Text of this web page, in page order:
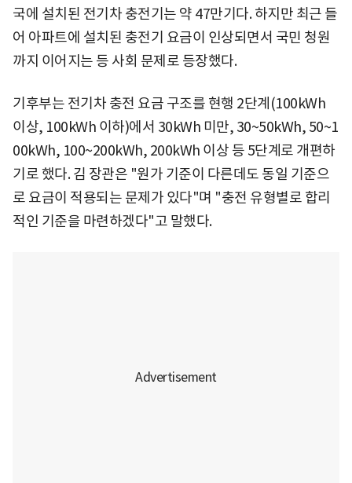
국에 설치된 전기차 충전기는 약 47만기다. 하지만 최근 들
어 아파트에 설치된 충전기 요금이 인상되면서 국민 청원
까지 이어지는 등 사회 문제로 등장했다.
기후부는 전기차 충전 요금 구조를 현행 2단계(100kWh
이상, 100kWh 이하)에서 30kWh 미만, 30~50kWh, 50~1
00kWh, 100~200kWh, 200kWh 이상 등 5단계로 개편하
기로 했다. 김 장관은 "원가 기준이 다른데도 동일 기준으
로 요금이 적용되는 문제가 있다"며 "충전 유형별로 합리
적인 기준을 마련하겠다"고 말했다.